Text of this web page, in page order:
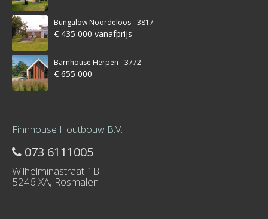
Bungalow Noordeloos - 3817
€ 435 000 vanafprijs
Barnhouse Herpen - 3772
€ 655 000
Finnhouse Houtbouw B.V.
073 6111005
Wilhelminastraat 1B
5246 XA, Rosmalen